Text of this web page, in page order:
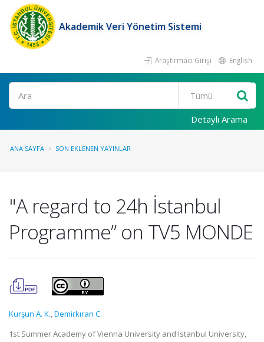
Akademik Veri Yönetim Sistemi
Araştırmacı Girişi English
Ara
Detaylı Arama
ANA SAYFA SON EKLENEN YAYINLAR
"A regard to 24h İstanbul
Programme” on TV5 MONDE
Kurşun A. K.,Demirkıran C.
1st Summer Academy of Vienna University and Istanbul University,